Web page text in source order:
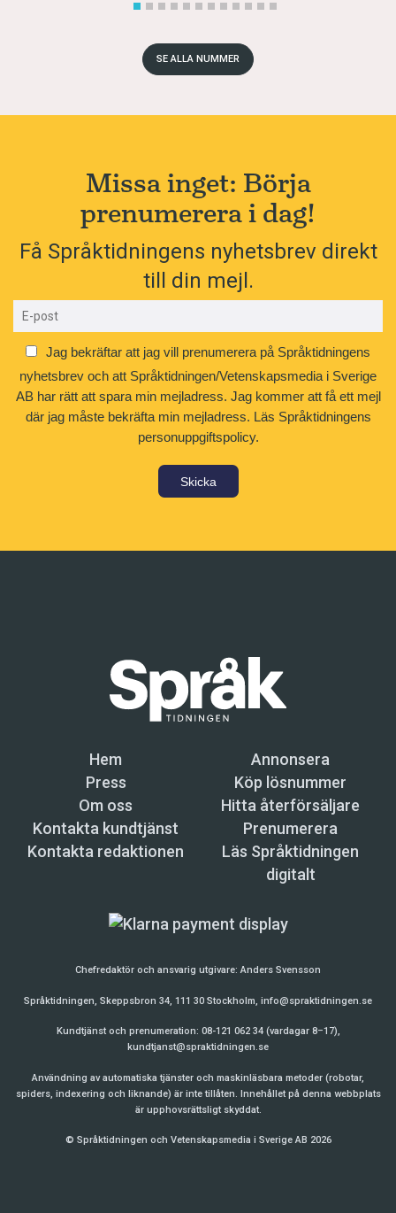
SE ALLA NUMMER
Missa inget: Börja
prenumerera i dag!
Få Språktidningens nyhetsbrev direkt
till din mejl.
Jag bekräftar att jag vill prenumerera på Språktidningens
nyhetsbrev och att Språktidningen/Vetenskapsmedia i Sverige
AB har rätt att spara min mejladress. Jag kommer att få ett mejl
där jag måste bekräfta min mejladress. Läs Språktidningens
personuppgiftspolicy.
Skicka
Hem
Annonsera
Press
Köp lösnummer
Om oss
Hitta återförsäljare
Kontakta kundtjänst
Prenumerera
Kontakta redaktionen
Läs Språktidningen
digitalt
Chefredaktör och ansvarig utgivare:Anders Svensson
Språktidningen, Skeppsbron 34, 111 30 Stockholm, info@spraktidningen.se
Kundtjänst och prenumeration: 08-121 062 34 (vardagar 8–17),
kundtjanst@spraktidningen.se
Användning av automatiska tjänster och maskinläsbara metoder (robotar,
spiders, indexering och liknande) är inte tillåten. Innehållet på denna webbplats
är upphovsrättsligt skyddat.
© Språktidningen och Vetenskapsmedia i Sverige AB 2026